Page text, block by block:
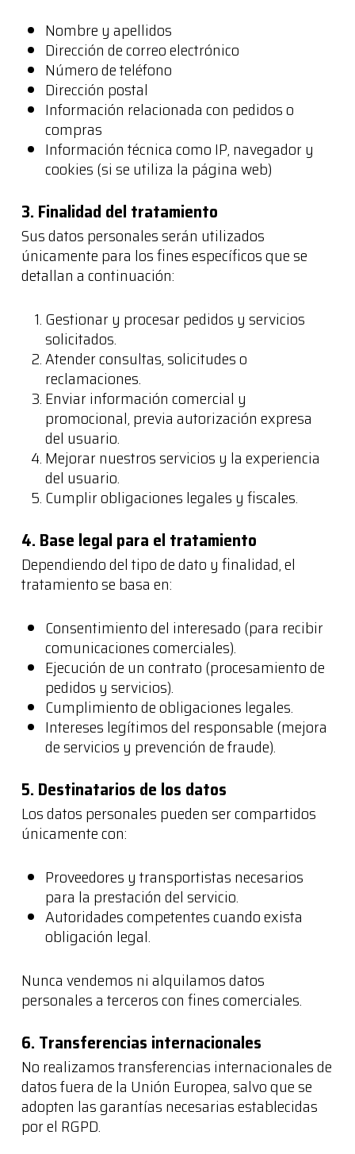
Nombre y apellidos
Dirección de correo electrónico
Número de teléfono
Dirección postal
Información relacionada con pedidos o
compras
Información técnica como IP, navegador y
cookies (si se utiliza la página web)
3. Finalidad del tratamiento
Sus datos personales serán utilizados
únicamente para los fines específicos que se
detallan a continuación:
Gestionar y procesar pedidos y servicios
solicitados.
Atender consultas, solicitudes o
reclamaciones.
Enviar información comercial y
promocional, previa autorización expresa
del usuario.
Mejorar nuestros servicios y la experiencia
del usuario.
Cumplir obligaciones legales y fiscales.
4. Base legal para el tratamiento
Dependiendo del tipo de dato y finalidad, el
tratamiento se basa en:
Consentimiento del interesado (para recibir
comunicaciones comerciales).
Ejecución de un contrato (procesamiento de
pedidos y servicios).
Cumplimiento de obligaciones legales.
Intereses legítimos del responsable (mejora
de servicios y prevención de fraude).
5. Destinatarios de los datos
Los datos personales pueden ser compartidos
únicamente con:
Proveedores y transportistas necesarios
para la prestación del servicio.
Autoridades competentes cuando exista
obligación legal.
Nunca vendemos ni alquilamos datos
personales a terceros con fines comerciales.
6. Transferencias internacionales
No realizamos transferencias internacionales de
datos fuera de la Unión Europea, salvo que se
adopten las garantías necesarias establecidas
por el RGPD.